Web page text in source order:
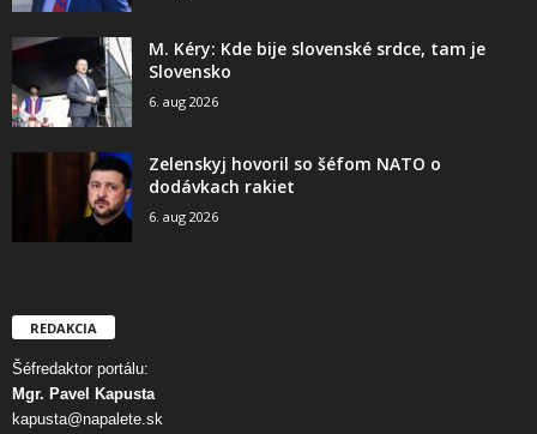
M. Kéry: Kde bije slovenské srdce, tam je
Slovensko
6. aug 2026
Zelenskyj hovoril so šéfom NATO o
dodávkach rakiet
6. aug 2026
REDAKCIA
Šéfredaktor portálu:
Mgr. Pavel Kapusta
kapusta@napalete.sk